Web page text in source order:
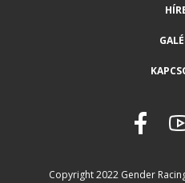
Copyright 2022 Gender